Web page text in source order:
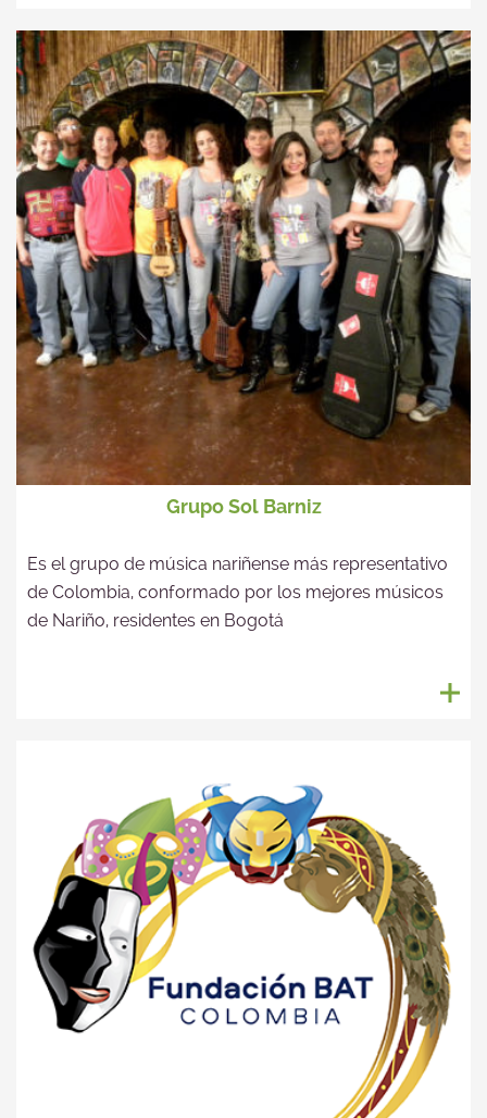
estudios. “Desde el primer momento, este oficio
colmó mis expectativas y me cautivó la técnica
maravillosa del recorte, su materia prima, su olor tan
particular”.
Grupo Sol Barniz
Es el grupo de música nariñense más representativo
de Colombia, conformado por los mejores músicos
de Nariño, residentes en Bogotá